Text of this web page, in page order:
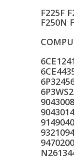
F225F
F250N